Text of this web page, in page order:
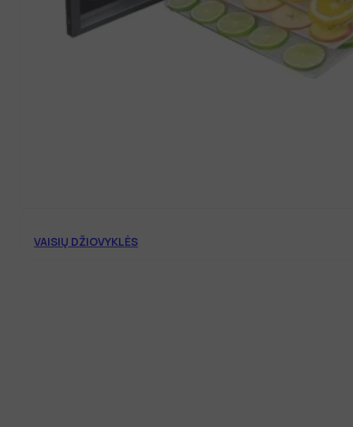
VAISIŲ DŽIOVYKLĖS